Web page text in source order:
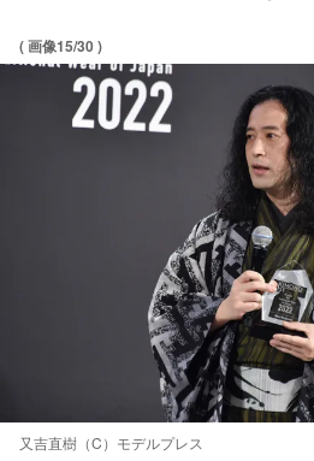
( 画像15/30 )
又吉直樹（C）モデルプレス